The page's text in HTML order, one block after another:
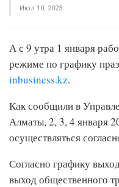
Июл 10, 2023
А с 9 утра 1 января
режиме по графику
inbusiness.kz.
Как сообщили в
Алматы, 2, 3, 4 января
осуществляться
Согласно графику
выход общественного